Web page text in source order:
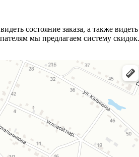
состояние заказа, а также видеть
мы предлагаем систему скидок.